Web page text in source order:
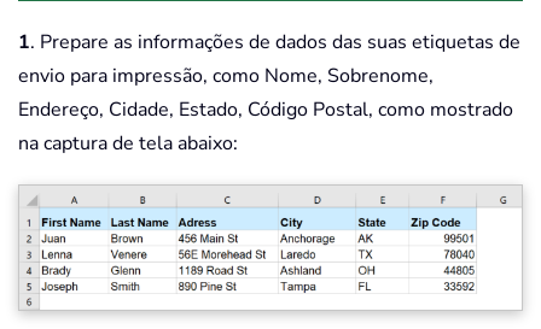
1. Prepare as informações de dados das suas etiquetas de
envio para impressão, como Nome, Sobrenome,
Endereço, Cidade, Estado, Código Postal, como mostrado
na captura de tela abaixo: